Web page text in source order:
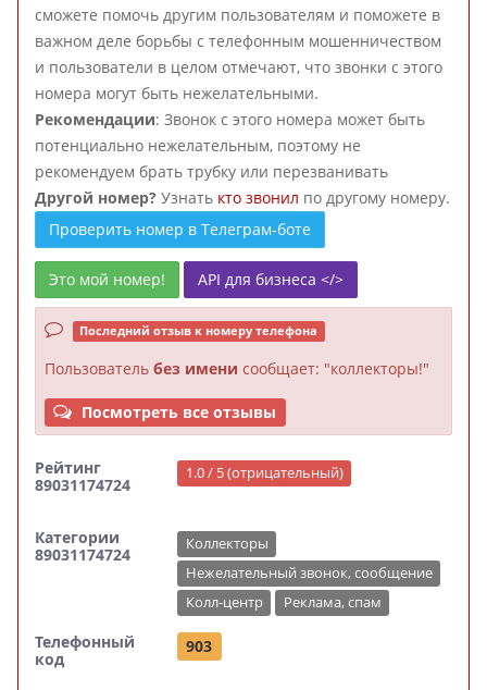
сможете помочь другим пользователям и поможете в
важном деле борьбы с телефонным мошенничеством
и пользователи в целом отмечают, что звонки с этого
номера могут быть нежелательными.
Рекомендации: Звонок с этого номера может быть
потенциально нежелательным, поэтому не
рекомендуем брать трубку или перезванивать
Другой номер? Узнать кто звонил по другому номеру.
Проверить номер в Телеграм-боте
Это мой номер! API для бизнеса </>
Последний отзыв к номеру телефона
Пользователь без имени сообщает: "коллекторы!"
Посмотреть все отзывы
Рейтинг
89031174724
1.0 / 5 (отрицательный)
Категории
89031174724
Коллекторы
Нежелательный звонок, сообщение
Колл-центр
Реклама, спам
Телефонный
код
903